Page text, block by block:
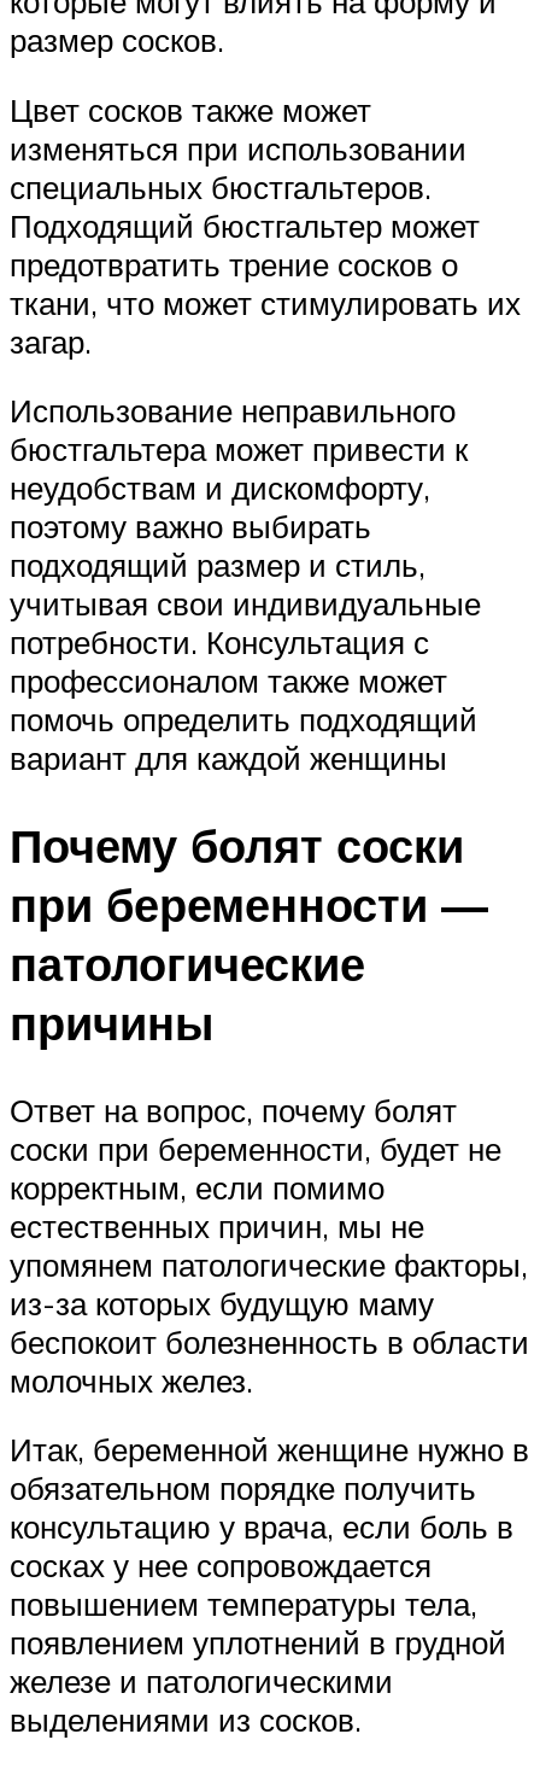
размер сосков.
Цвет сосков также может
изменяться при использовании
специальных бюстгальтеров.
Подходящий бюстгальтер может
предотвратить трение сосков о
ткани, что может стимулировать их
загар.
Использование неправильного
бюстгальтера может привести к
неудобствам и дискомфорту,
поэтому важно выбирать
подходящий размер и стиль,
учитывая свои индивидуальные
потребности. Консультация с
профессионалом также может
помочь определить подходящий
вариант для каждой женщины
Почему болят соски
при беременности —
патологические
причины
Ответ на вопрос, почему болят
соски при беременности, будет не
корректным, если помимо
естественных причин, мы не
упомянем патологические факторы,
из-за которых будущую маму
беспокоит болезненность в области
молочных желез.
Итак, беременной женщине нужно в
обязательном порядке получить
консультацию у врача, если боль в
сосках у нее сопровождается
повышением температуры тела,
появлением уплотнений в грудной
железе и патологическими
выделениями из сосков.